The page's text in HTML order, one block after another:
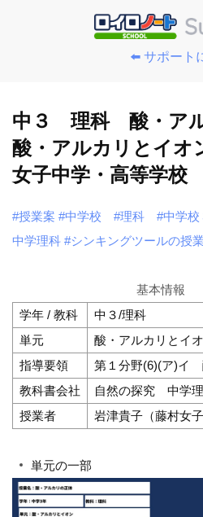
⬅️ サポート
中３ 理科 酸・ア
酸・アルカリとイオ
女子中学・高等学校
#授業案 #中学校 #理科 #中学校
中学理科 #シンキングツールの授
基本情報
学年 / 教科
中３/理科
単元
酸・アルカリとイ
指導要領
第１分野(6)(ア)イ
教科書会社
自然の探究 中学
授業者
岩津貴子（藤村女
単元の一部